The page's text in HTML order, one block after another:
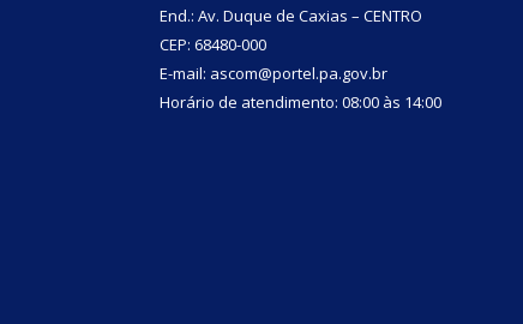
End.: Av. Duque de Caxias – CENTRO
CEP: 68480-000
E-mail: ascom@portel.pa.gov.br
Horário de atendimento: 08:00 às 14:00